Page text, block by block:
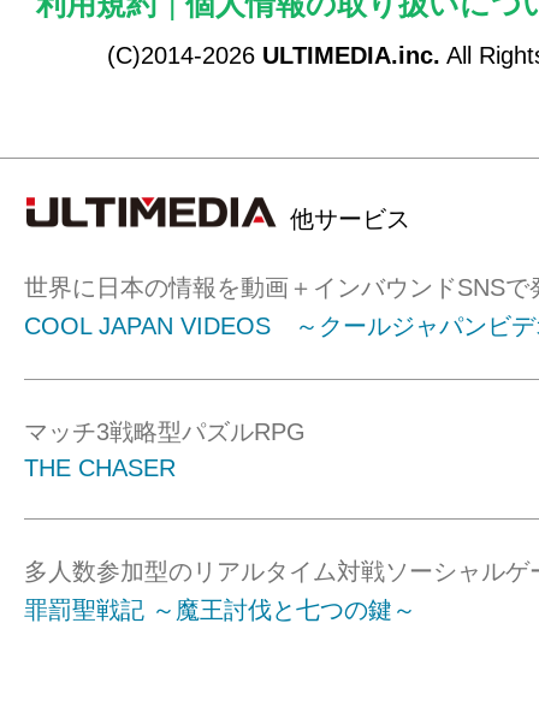
(C)2014-2026 ULTIMEDIA.inc. All
他サービス
世界に日本の情報を動画＋インバウンドSNSで
COOL JAPAN VIDEOS ～クールジャパンビ
マッチ3戦略型パズルRPG
THE CHASER
多人数参加型のリアルタイム対戦ソーシャルゲ
罪罰聖戦記 ～魔王討伐と七つの鍵～